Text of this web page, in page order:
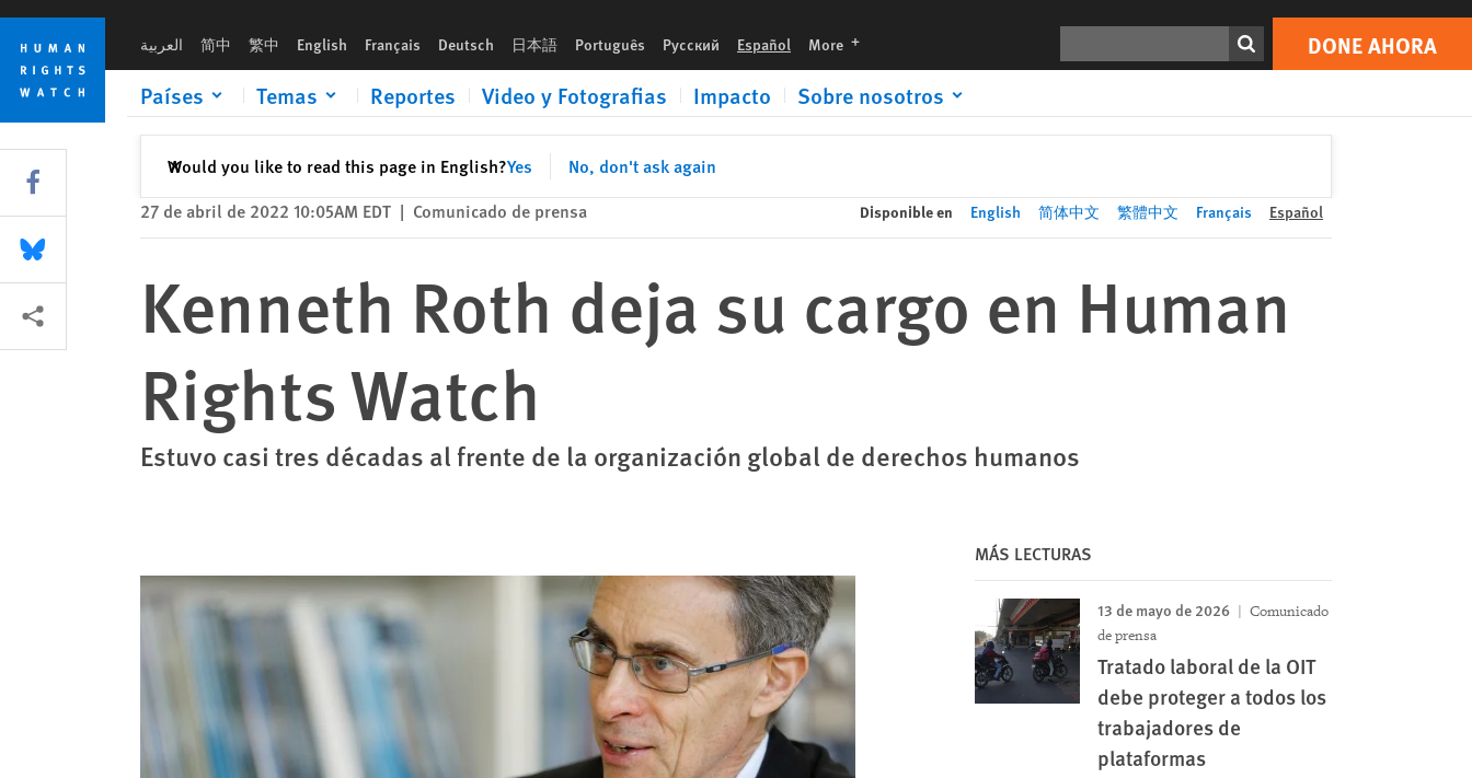
Skip
cookie
privacy
notice
Skip
main
content
العربية 简中 繁中 English Français Deutsch 日本語 Português Русский Español More languages DONE AHORA
Países Temas Reportes Video y Fotografias Impacto Sobre nosotros
Would you like to read this page in English?Yes No, don't ask again
✕Cerrar
Print DONE AHORA
27 de abril de 2022 10:05AM EDT | Comunicado de prensa Disponible en English 简体中文 繁體中文 Français Español
Kenneth Roth deja su cargo en Human
Rights Watch
Estuvo casi tres décadas al frente de la organización global de derechos humanos
MÁS LECTURAS
13 de mayo de 2026
Comunicado
de prensa
Tratado laboral de la OIT
debe proteger a todos los
trabajadores de
plataformas
Share this via Facebook
Share this via Bluesky
Share this via Compartir